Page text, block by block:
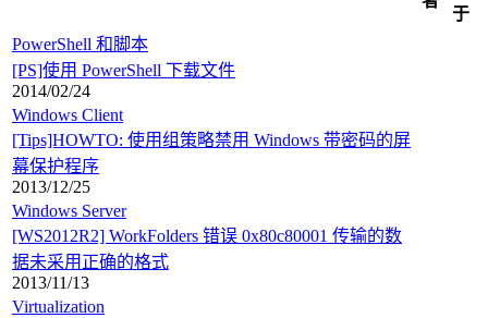
于
PowerShell 和脚本
[PS]使用 PowerShell 下载文件
2014/02/24
Windows Client
[Tips]HOWTO: 使用组策略禁用 Windows 带密码的屏
幕保护程序
2013/12/25
Windows Server
[WS2012R2] WorkFolders 错误 0x80c80001 传输的数
据未采用正确的格式
2013/11/13
Virtualization